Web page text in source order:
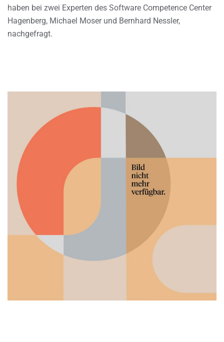
haben bei zwei Experten des Software Competence Center
Hagenberg, Michael Moser und Bernhard Nessler,
nachgefragt.